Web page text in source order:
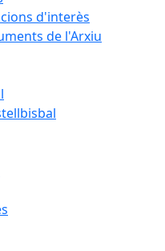
d'interès
de l'Arxiu